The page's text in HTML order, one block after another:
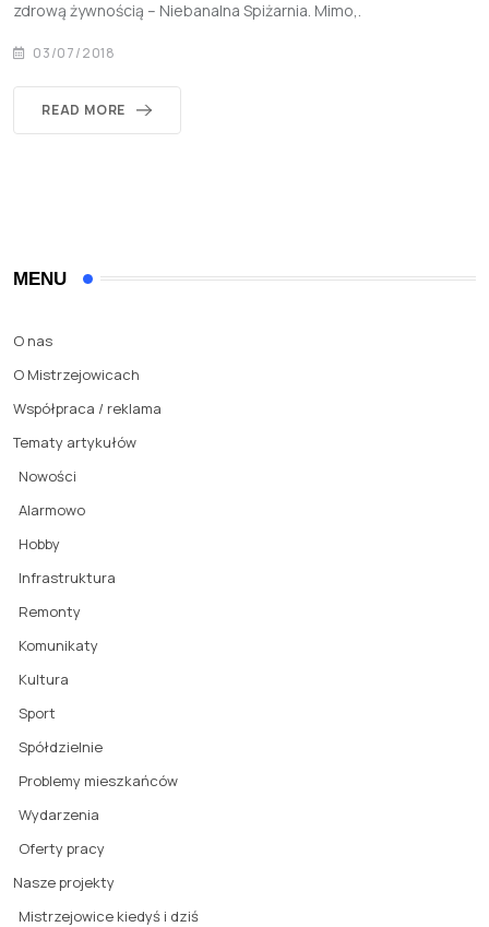
zdrową żywnością – Niebanalna Spiżarnia. Mimo,.
03/07/2018
READ MORE
MENU
O nas
O Mistrzejowicach
Współpraca / reklama
Tematy artykułów
Nowości
Alarmowo
Hobby
Infrastruktura
Remonty
Komunikaty
Kultura
Sport
Spółdzielnie
Problemy mieszkańców
Wydarzenia
Oferty pracy
Nasze projekty
Mistrzejowice kiedyś i dziś